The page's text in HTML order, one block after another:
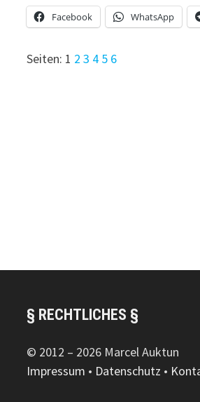
Facebook WhatsApp
Seiten: 1 2 3 4 5 6
§ RECHTLICHES §
© 2012 – 2026 Marcel Auktun
Impressum • Datenschutz •